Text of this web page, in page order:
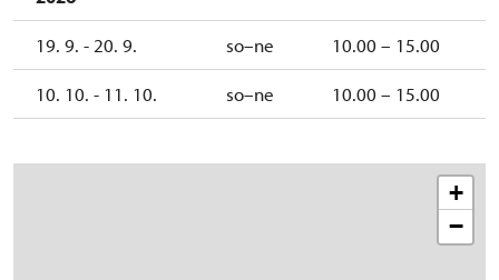
19. 9. - 20. 9. so–ne 10.00 – 15.00
10. 10. - 11. 10. so–ne 10.00 – 15.00
+
−